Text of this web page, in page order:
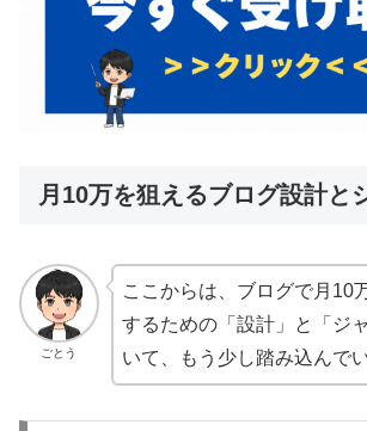
月10万を狙えるブログ設計と
ごとう
ここからは、ブログで月10
するための「設計」と「ジ
いて、もう少し踏み込んで